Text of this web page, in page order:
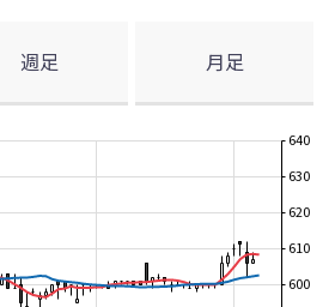
週足 月足
600
610
620
630
640